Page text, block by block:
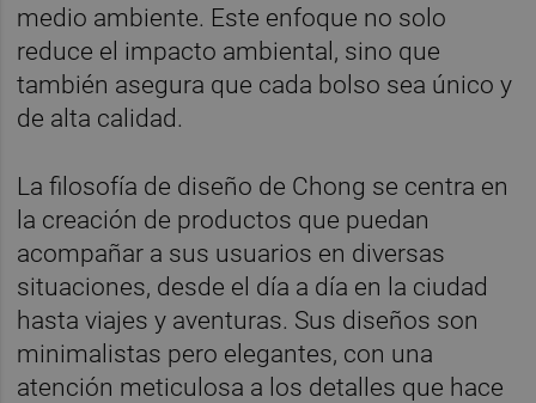
medio ambiente. Este enfoque no solo
reduce el impacto ambiental, sino que
también asegura que cada bolso sea único y
de alta calidad.
La filosofía de diseño de Chong se centra en
la creación de productos que puedan
acompañar a sus usuarios en diversas
situaciones, desde el día a día en la ciudad
hasta viajes y aventuras. Sus diseños son
minimalistas pero elegantes, con una
atención meticulosa a los detalles que hace